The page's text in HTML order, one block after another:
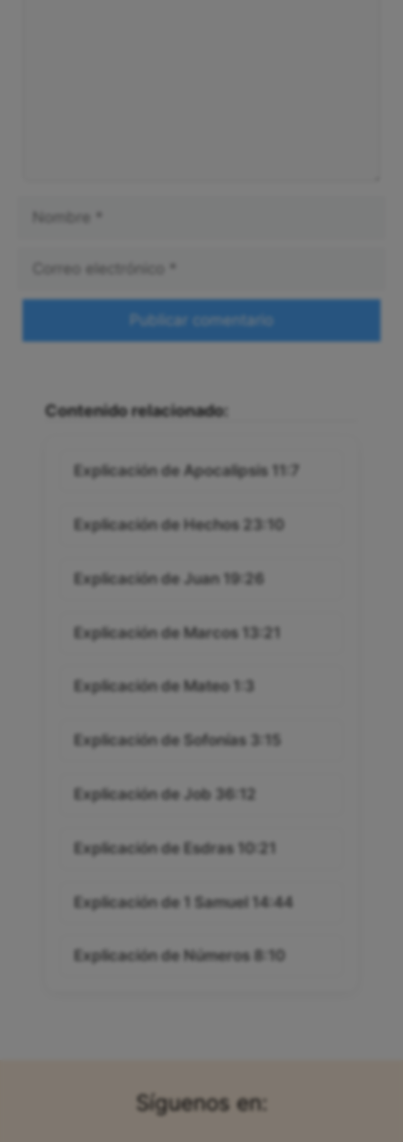
Contenido relacionado:
Explicación de Apocalipsis 11:7
Explicación de Hechos 23:10
Explicación de Juan 19:26
Explicación de Marcos 13:21
Explicación de Mateo 1:3
Explicación de Sofonías 3:15
Explicación de Job 36:12
Explicación de Esdras 10:21
Explicación de 1 Samuel 14:44
Explicación de Números 8:10
Síguenos en: